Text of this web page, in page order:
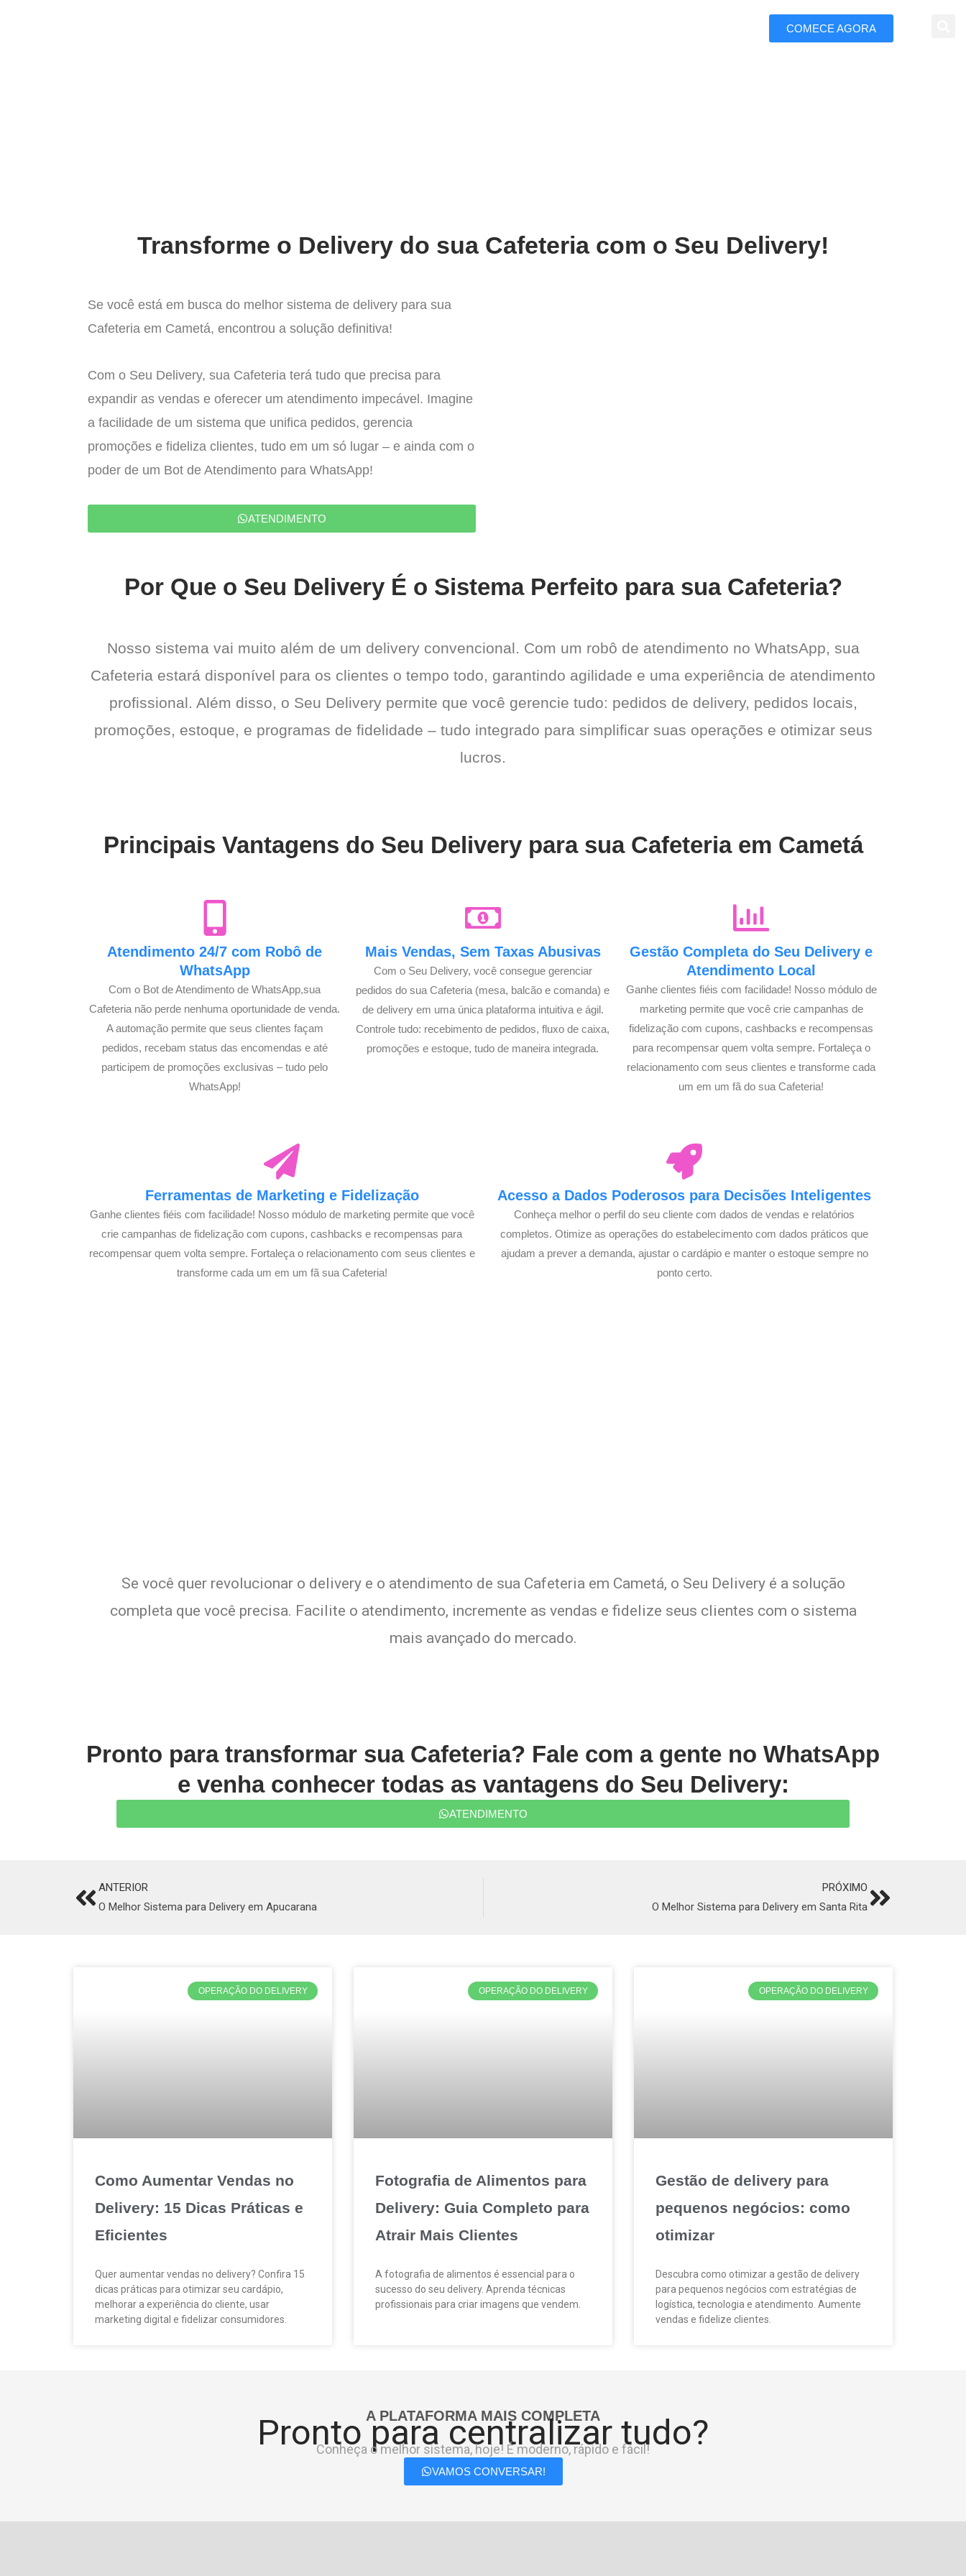
COMECE AGORA
Transforme o Delivery do sua Cafeteria com o Seu Delivery!
Se você está em busca do melhor sistema de delivery para sua
Cafeteria em Cametá, encontrou a solução definitiva!
Com o Seu Delivery, sua Cafeteria terá tudo que precisa para
expandir as vendas e oferecer um atendimento impecável. Imagine
a facilidade de um sistema que unifica pedidos, gerencia
promoções e fideliza clientes, tudo em um só lugar – e ainda com o
poder de um Bot de Atendimento para WhatsApp!
ATENDIMENTO
Por Que o Seu Delivery É o Sistema Perfeito para sua Cafeteria?
Nosso sistema vai muito além de um delivery convencional. Com um robô de atendimento no WhatsApp, sua
Cafeteria estará disponível para os clientes o tempo todo, garantindo agilidade e uma experiência de atendimento
profissional. Além disso, o Seu Delivery permite que você gerencie tudo: pedidos de delivery, pedidos locais,
promoções, estoque, e programas de fidelidade – tudo integrado para simplificar suas operações e otimizar seus
lucros.
Principais Vantagens do Seu Delivery para sua Cafeteria em Cametá
Atendimento 24/7 com Robô de
WhatsApp
Com o Bot de Atendimento de WhatsApp,sua
Cafeteria não perde nenhuma oportunidade de venda.
A automação permite que seus clientes façam
pedidos, recebam status das encomendas e até
participem de promoções exclusivas – tudo pelo
WhatsApp!
Mais Vendas, Sem Taxas Abusivas
Com o Seu Delivery, você consegue gerenciar
pedidos do sua Cafeteria (mesa, balcão e comanda) e
de delivery em uma única plataforma intuitiva e ágil.
Controle tudo: recebimento de pedidos, fluxo de caixa,
promoções e estoque, tudo de maneira integrada.
Gestão Completa do Seu Delivery e
Atendimento Local
Ganhe clientes fiéis com facilidade! Nosso módulo de
marketing permite que você crie campanhas de
fidelização com cupons, cashbacks e recompensas
para recompensar quem volta sempre. Fortaleça o
relacionamento com seus clientes e transforme cada
um em um fã do sua Cafeteria!
Ferramentas de Marketing e Fidelização
Ganhe clientes fiéis com facilidade! Nosso módulo de marketing permite que você
crie campanhas de fidelização com cupons, cashbacks e recompensas para
recompensar quem volta sempre. Fortaleça o relacionamento com seus clientes e
transforme cada um em um fã sua Cafeteria!
Acesso a Dados Poderosos para Decisões Inteligentes
Conheça melhor o perfil do seu cliente com dados de vendas e relatórios
completos. Otimize as operações do estabelecimento com dados práticos que
ajudam a prever a demanda, ajustar o cardápio e manter o estoque sempre no
ponto certo.
Se você quer revolucionar o delivery e o atendimento de sua Cafeteria em Cametá, o Seu Delivery é a solução
completa que você precisa. Facilite o atendimento, incremente as vendas e fidelize seus clientes com o sistema
mais avançado do mercado.
Pronto para transformar sua Cafeteria? Fale com a gente no WhatsApp
e venha conhecer todas as vantagens do Seu Delivery:
ATENDIMENTO
PrevANTERIOR
O Melhor Sistema para Delivery em Apucarana
PRÓXIMO
O Melhor Sistema para Delivery em Santa Rita Next
OPERAÇÃO DO DELIVERY
Como Aumentar Vendas no
Delivery: 15 Dicas Práticas e
Eficientes
Quer aumentar vendas no delivery? Confira 15
dicas práticas para otimizar seu cardápio,
melhorar a experiência do cliente, usar
marketing digital e fidelizar consumidores.
OPERAÇÃO DO DELIVERY
Fotografia de Alimentos para
Delivery: Guia Completo para
Atrair Mais Clientes
A fotografia de alimentos é essencial para o
sucesso do seu delivery. Aprenda técnicas
profissionais para criar imagens que vendem.
OPERAÇÃO DO DELIVERY
Gestão de delivery para
pequenos negócios: como
otimizar
Descubra como otimizar a gestão de delivery
para pequenos negócios com estratégias de
logística, tecnologia e atendimento. Aumente
vendas e fidelize clientes.
A PLATAFORMA MAIS COMPLETA
Pronto para centralizar tudo?
Conheça o melhor sistema, hoje! É moderno, rápido e fácil!
VAMOS CONVERSAR!